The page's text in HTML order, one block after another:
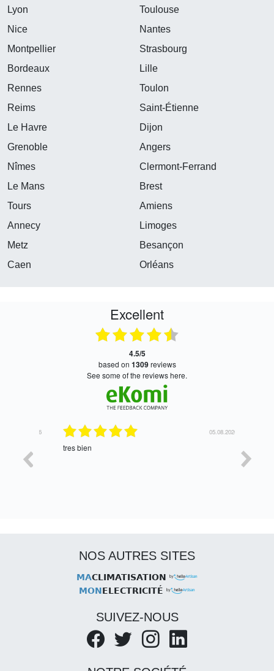
Lyon
Toulouse
Nice
Nantes
Montpellier
Strasbourg
Bordeaux
Lille
Rennes
Toulon
Reims
Saint-Étienne
Le Havre
Dijon
Grenoble
Angers
Nîmes
Clermont-Ferrand
Le Mans
Brest
Tours
Amiens
Annecy
Limoges
Metz
Besançon
Caen
Orléans
Excellent
4.5/5
based on 1309reviews
see some of the reviews here.
05.08.2026
tres bien
NOS AUTRES SITES
MACLIMATISATION
MONELECTRICITÉ
SUIVEZ-NOUS